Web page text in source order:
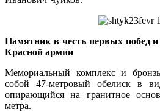
Памятник в честь первых побед
Красной армии
Мемориальный комплекс и
собой 47-метровый обелиск в
опирающийся на гранитное
метра.